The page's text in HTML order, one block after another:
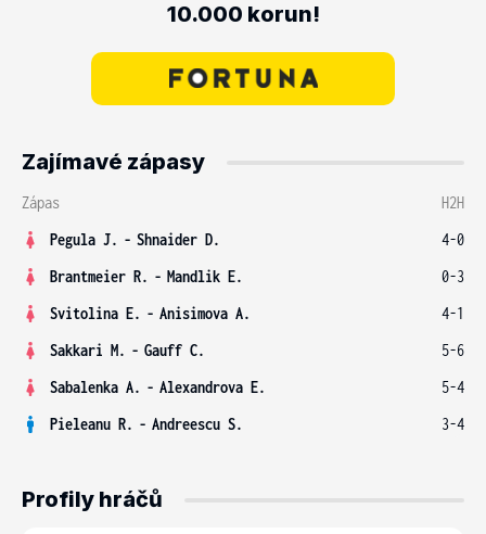
10.000 korun!
Zajímavé zápasy
Zápas
H2H
Pegula J. - Shnaider D.
4-0
Brantmeier R. - Mandlik E.
0-3
Svitolina E. - Anisimova A.
4-1
Sakkari M. - Gauff C.
5-6
Sabalenka A. - Alexandrova E.
5-4
Pieleanu R. - Andreescu S. 3-4
Profily hráčů